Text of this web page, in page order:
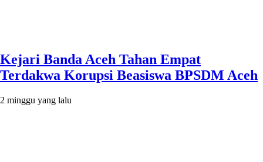
Kejari Banda Aceh Tahan Empat
Terdakwa Korupsi Beasiswa BPSDM Aceh
2 minggu yang lalu